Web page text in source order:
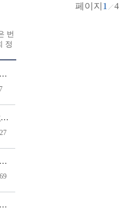
페이지 1 4
번
정
충청북도교육청 산업재해 예방 홍보 영상
[고용노동부-교육혁신실] 2025년 만화로 보는 산업안전보건기준에 관한 규칙
중장비 사용시 안전작업계획서 작성 예시(지게차, 고소작업차, 굴착기, 지게차, 크레인)
안전작업이행계획서, 안전보건관리계획서 양식 및 예시